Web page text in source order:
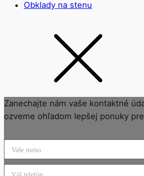
Obklady na stenu
Zanechajte nám vaše kontaktné
ozveme ohľadom lepšej ponuky